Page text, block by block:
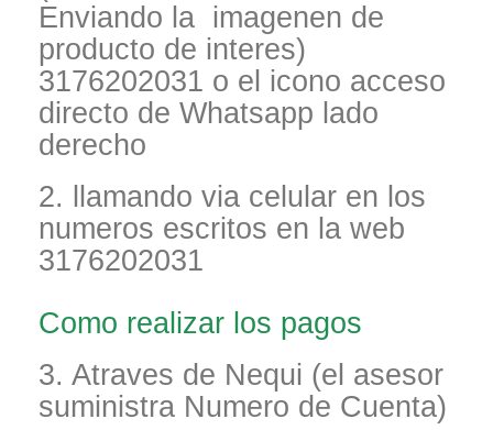
Enviando la imagenen de
producto de interes)
3176202031 o el icono acceso
directo de Whatsapp lado
derecho
2. llamando via celular en los
numeros escritos en la web
3176202031
Como realizar los pagos
3. Atraves de Nequi (el asesor
suministra Numero de Cuenta)